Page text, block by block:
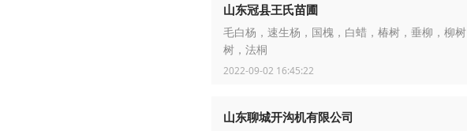
山东冠县王氏苗圃
毛白杨，速生杨，国槐，白蜡，椿树，垂柳，柳
树，法桐
2022-09-02 16:45:22
山东聊城开沟机有限公司